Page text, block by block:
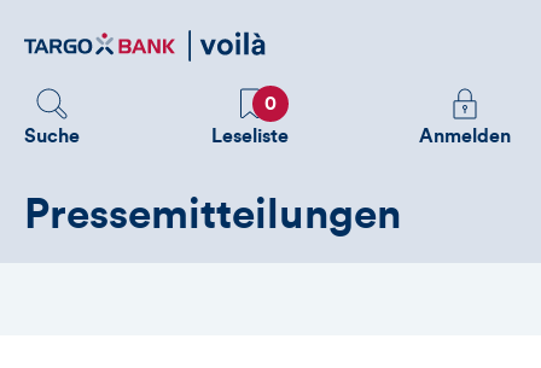
zum
Suche
Favoriten
0
Leseliste
Melden
Sie
Anmelden
Pressemitteilungen